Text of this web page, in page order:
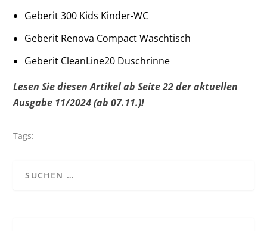
Geberit 300 Kids Kinder-WC
Geberit Renova Compact Waschtisch
Geberit CleanLine20 Duschrinne
Lesen Sie diesen Artikel ab Seite 22 der aktuellen
Ausgabe 11/2024 (ab 07.11.)!
Tags: